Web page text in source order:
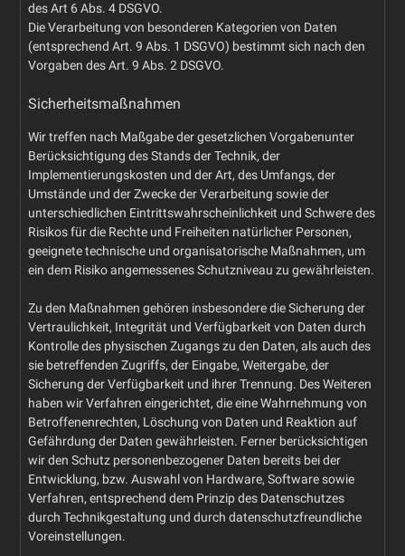
des Art 6 Abs. 4 DSGVO.
Die Verarbeitung von besonderen Kategorien von Daten
(entsprechend Art. 9 Abs. 1 DSGVO) bestimmt sich nach den
Vorgaben des Art. 9 Abs. 2 DSGVO.
Sicherheitsmaßnahmen
Wir treffen nach Maßgabe der gesetzlichen Vorgabenunter
Berücksichtigung des Stands der Technik, der
Implementierungskosten und der Art, des Umfangs, der
Umstände und der Zwecke der Verarbeitung sowie der
unterschiedlichen Eintrittswahrscheinlichkeit und Schwere des
Risikos für die Rechte und Freiheiten natürlicher Personen,
geeignete technische und organisatorische Maßnahmen, um
ein dem Risiko angemessenes Schutzniveau zu gewährleisten.
Zu den Maßnahmen gehören insbesondere die Sicherung der
Vertraulichkeit, Integrität und Verfügbarkeit von Daten durch
Kontrolle des physischen Zugangs zu den Daten, als auch des
sie betreffenden Zugriffs, der Eingabe, Weitergabe, der
Sicherung der Verfügbarkeit und ihrer Trennung. Des Weiteren
haben wir Verfahren eingerichtet, die eine Wahrnehmung von
Betroffenenrechten, Löschung von Daten und Reaktion auf
Gefährdung der Daten gewährleisten. Ferner berücksichtigen
wir den Schutz personenbezogener Daten bereits bei der
Entwicklung, bzw. Auswahl von Hardware, Software sowie
Verfahren, entsprechend dem Prinzip des Datenschutzes
durch Technikgestaltung und durch datenschutzfreundliche
Voreinstellungen.